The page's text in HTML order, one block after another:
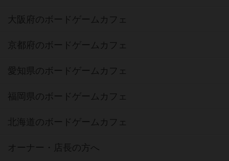
大阪府のボードゲームカフェ
京都府のボードゲームカフェ
愛知県のボードゲームカフェ
福岡県のボードゲームカフェ
北海道のボードゲームカフェ
オーナー・店長の方へ